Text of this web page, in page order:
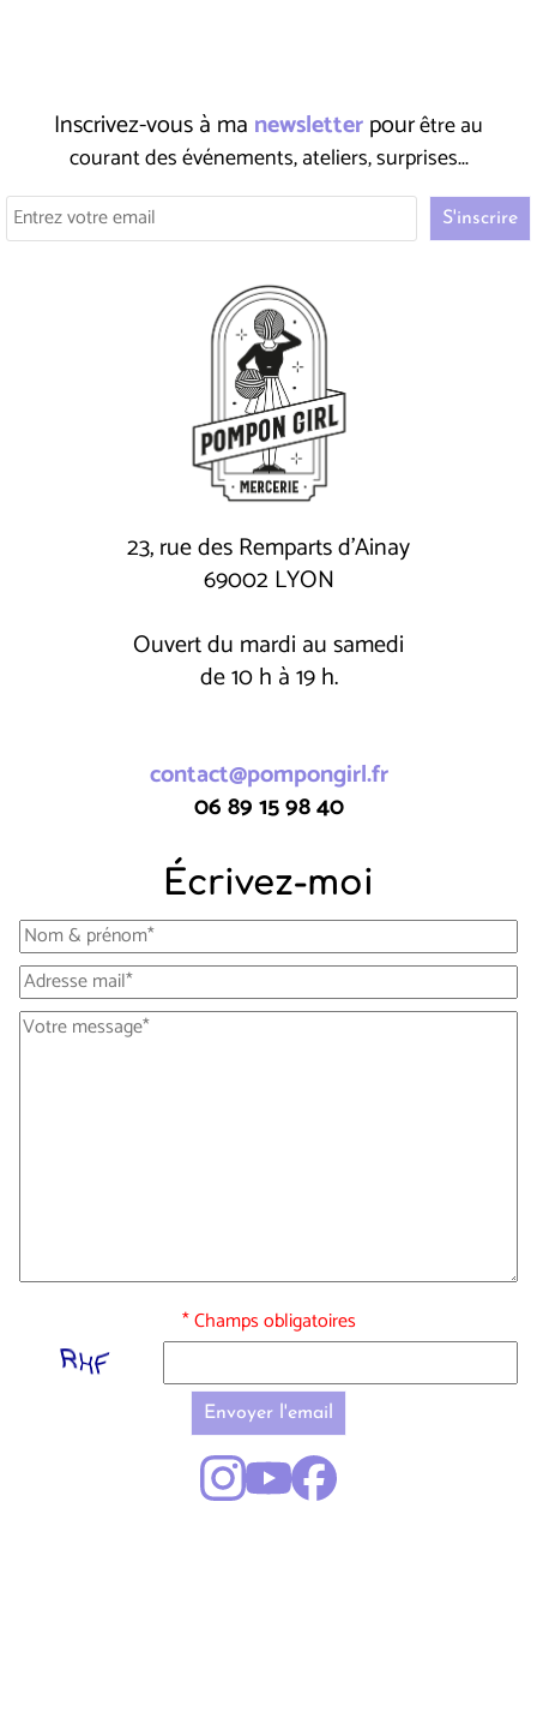
Inscrivez-vous à ma newsletterpourêtre au
courant des événements, ateliers, surprises...
23, rue des Remparts d'Ainay
69002 LYON
Ouvert du mardi au samedi
de 10 h à 19 h.
contact@pompongirl.fr
06 89 15 98 40
Écrivez-moi
* Champs obligatoires
Envoyer l'email